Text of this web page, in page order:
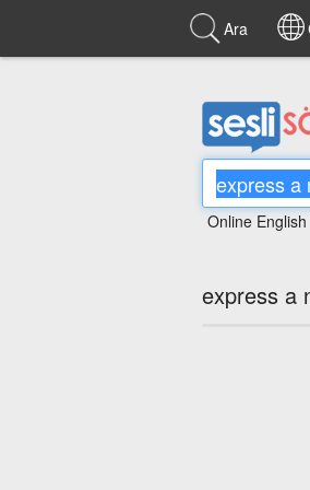
Ara
Online
express a